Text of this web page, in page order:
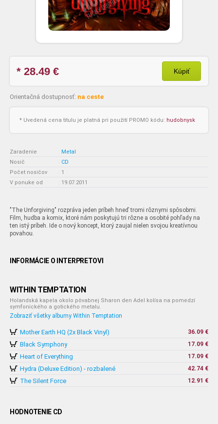
* 28.49 € Kúpiť
Orientačná dostupnosť: na ceste
* Uvedená cena titulu je platná pri použití PROMO kódu: hudobnysk
Zaradenie : Metal
Nosič
: CD
Počet nosičov
: 1
V ponuke od
: 19.07.2011
"The Unforgiving" rozpráva jeden príbeh hneď tromi rôznymi spôsobmi.
Film, hudba a komix, ktoré nám poskytujú tri rôzne a osobité pohľady na
ten istý príbeh. Ide o nový koncept, ktorý zaujal nielen svojou kreatívnou
povahou.
INFORMÁCIE O INTERPRETOVI
WITHIN TEMPTATION
Holandská kapela okolo pôvabnej Sharon den Adel kolísa na pomedzí
symfonického a gotického metalu.
Zobraziť všetky albumy Within Temptation
Mother Earth HQ (2x Black Vinyl) 36.09 €
Black Symphony 17.09 €
Heart of Everything 17.09 €
Hydra (Deluxe Edition) - rozbalené 42.74 €
The Silent Force 12.91 €
HODNOTENIE CD